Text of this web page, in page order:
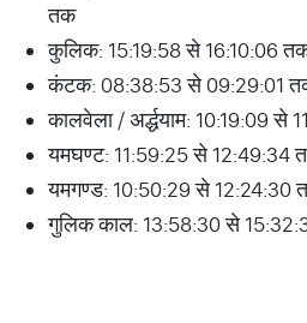
तक
कुलिक: 15:19:58 से 16:10:06
कंटक: 08:38:53 से 09:29:01
कालवेला / अर्द्धयाम: 10:19:09 से
यमघण्ट: 11:59:25 से 12:49:34
यमगण्ड: 10:50:29 से 12:24:30
गुलिक काल: 13:58:30 से